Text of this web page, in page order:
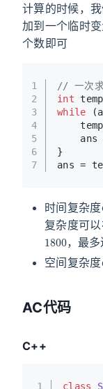
计算的时候，
加到一个临时
个数即可
1
2
3
4
5
6
7
// 一次求
int
while
ans
}
ans =
时间复杂度
复杂度可
1800
，最
空间复杂度
AC代码
C++
1
class